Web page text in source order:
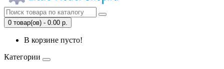
0 товар(ов) - 0.00 р.
В корзине пусто!
Категории